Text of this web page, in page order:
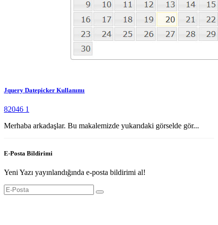
Jquery Datepicker Kullanımı
82046 1
Merhaba arkadaşlar. Bu makalemizde yukarıdaki görselde gör...
E-Posta Bildirimi
Yeni Yazı yayınlandığında e-posta bildirimi al!